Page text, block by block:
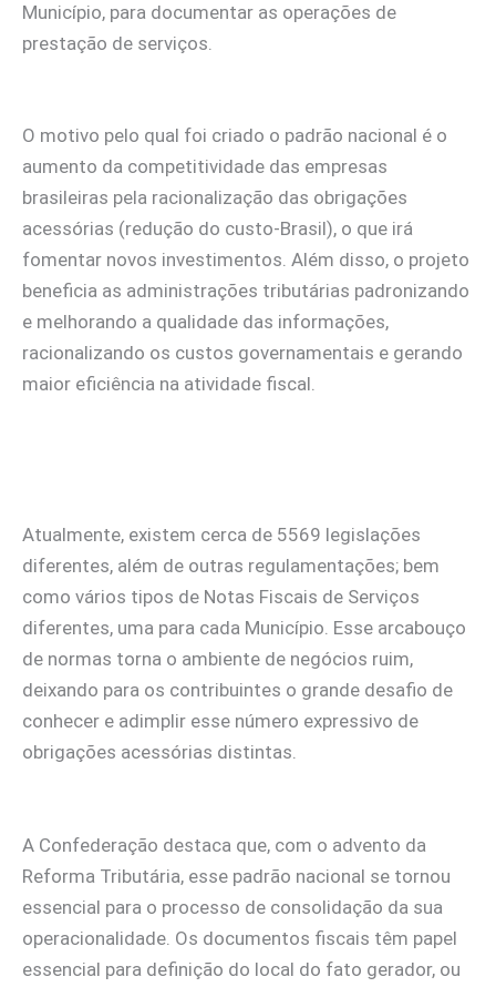
Município, para documentar as operações de
prestação de serviços.
O motivo pelo qual foi criado o padrão nacional é o
aumento da competitividade das empresas
brasileiras pela racionalização das obrigações
acessórias (redução do custo-Brasil), o que irá
fomentar novos investimentos. Além disso, o projeto
beneficia as administrações tributárias padronizando
e melhorando a qualidade das informações,
racionalizando os custos governamentais e gerando
maior eficiência na atividade fiscal.
Atualmente, existem cerca de 5569 legislações
diferentes, além de outras regulamentações; bem
como vários tipos de Notas Fiscais de Serviços
diferentes, uma para cada Município. Esse arcabouço
de normas torna o ambiente de negócios ruim,
deixando para os contribuintes o grande desafio de
conhecer e adimplir esse número expressivo de
obrigações acessórias distintas.
A Confederação destaca que, com o advento da
Reforma Tributária, esse padrão nacional se tornou
essencial para o processo de consolidação da sua
operacionalidade. Os documentos fiscais têm papel
essencial para definição do local do fato gerador, ou